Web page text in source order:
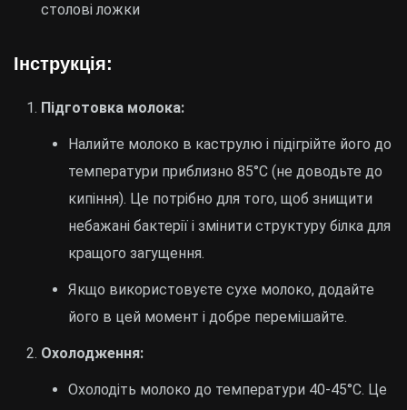
столові ложки
Інструкція:
Підготовка молока:
Налийте молоко в каструлю і підігрійте його до
температури приблизно 85°C (не доводьте до
кипіння). Це потрібно для того, щоб знищити
небажані бактерії і змінити структуру білка для
кращого загущення.
Якщо використовуєте сухе молоко, додайте
його в цей момент і добре перемішайте.
Охолодження:
Охолодіть молоко до температури 40-45°C. Це